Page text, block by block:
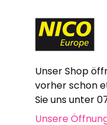
Unser Shop
vorher schon
Sie uns unter
Unsere